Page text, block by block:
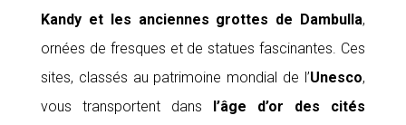
Kandy et les anciennes grottes de Dambulla,
ornées de fresques et de statues fascinantes. Ces
sites, classés au patrimoine mondial de l’Unesco,
vous transportent dans l’âge d’or
des cités